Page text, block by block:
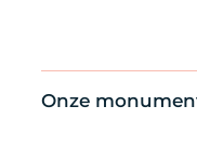
Onze